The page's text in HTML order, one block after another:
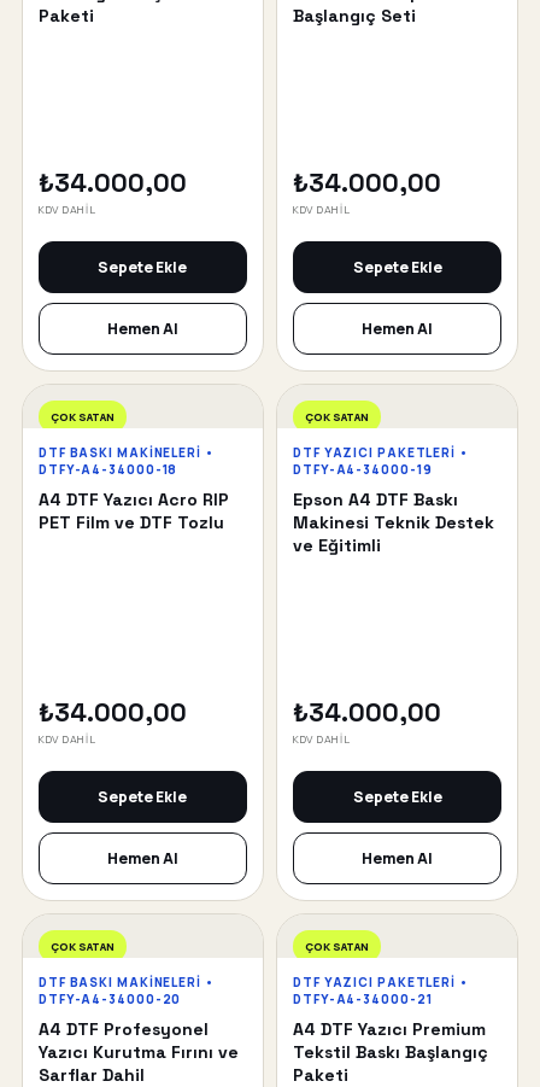
Paketi
₺34.000,00
KDV DAHİL
Sepete Ekle
Hemen Al
Başlangıç Seti
₺34.000,00
KDV DAHİL
Sepete Ekle
Hemen Al
ÇOK SATAN
DTF BASKI MAKINELERI •
DTFY-A4-34000-18
A4 DTF Yazıcı Acro RIP
PET Film ve DTF Tozlu
₺34.000,00
KDV DAHİL
Sepete Ekle
Hemen Al
ÇOK SATAN
DTF YAZICI PAKETLERI •
DTFY-A4-34000-19
Epson A4 DTF Baskı
Makinesi Teknik Destek
ve Eğitimli
₺34.000,00
KDV DAHİL
Sepete Ekle
Hemen Al
ÇOK SATAN
DTF BASKI MAKINELERI •
DTFY-A4-34000-20
A4 DTF Profesyonel
Yazıcı Kurutma Fırını ve
Sarflar Dahil
ÇOK SATAN
DTF YAZICI PAKETLERI •
DTFY-A4-34000-21
A4 DTF Yazıcı Premium
Tekstil Baskı Başlangıç
Paketi